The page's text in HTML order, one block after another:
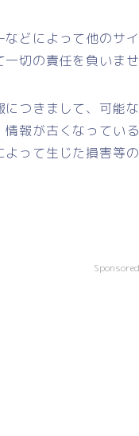
どによって他のサ
切の責任を負いませ
つきまして、可能
報が古くなってい
って生じた損害等